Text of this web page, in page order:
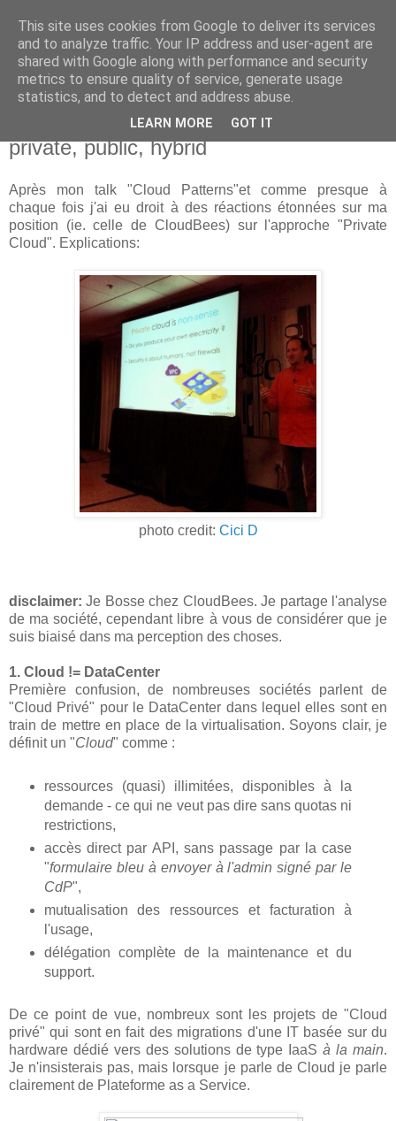
new Blog( perso );
Yet another Java blog, comme on dit
29 septembre 2013
private, public, hybrid
Après mon talk "Cloud Patterns"et comme presque à
chaque fois j'ai eu droit à des réactions étonnées sur ma
position (ie. celle de CloudBees) sur l'approche "Private
Cloud". Explications:
photo credit: Cici D
disclaimer: Je Bosse chez CloudBees. Je partage l'analyse
de ma société, cependant libre à vous de considérer que je
suis biaisé dans ma perception des choses.
1. Cloud != DataCenter
Première confusion, de nombreuses sociétés parlent de
"Cloud Privé" pour le DataCenter dans lequel elles sont en
train de mettre en place de la virtualisation. Soyons clair, je
définit un "Cloud" comme :
ressources (quasi) illimitées, disponibles à la
demande - ce qui ne veut pas dire sans quotas ni
restrictions,
accès direct par API, sans passage par la case
"formulaire bleu à envoyer à l'admin signé par le
CdP",
mutualisation des ressources et facturation à
l'usage,
délégation complète de la maintenance et du
support.
De ce point de vue, nombreux sont les projets de "Cloud
privé" qui sont en fait des migrations d'une IT basée sur du
hardware dédié vers des solutions de type IaaSà la main.
Je n'insisterais pas, mais lorsque je parle de Cloud je parle
clairement de Plateforme as a Service.
This site uses cookies from Google to deliver its services
and to analyze traffic. Your IP address and user-agent are
shared with Google along with performance and security
metrics to ensure quality of service, generate usage
statistics, and to detect and address abuse.
LEARN MORE GOT IT